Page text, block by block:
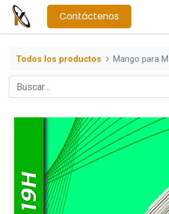
Contáctenos
Todos los productos Mango para